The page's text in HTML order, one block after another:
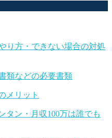
り方・できない場合の対処
類などの必要書類
メリット
タン・月収100万は誰でも